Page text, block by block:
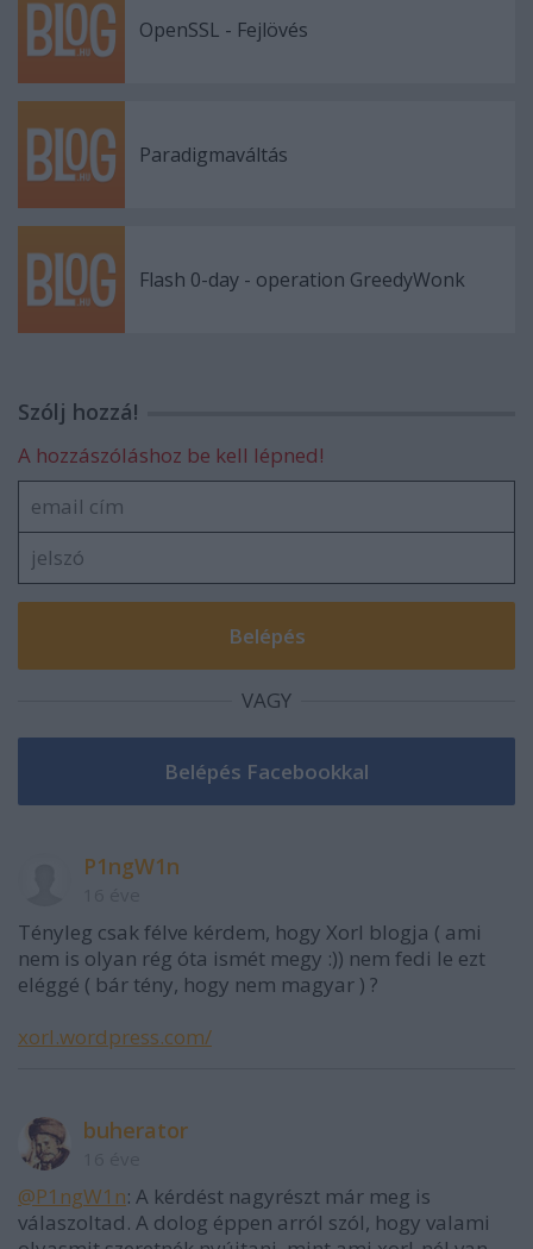
OpenSSL - Fejlövés
Paradigmaváltás
Flash 0-day - operation GreedyWonk
Szólj hozzá!
A hozzászóláshoz be kell lépned!
VAGY
P1ngW1n
Tényleg csak félve kérdem, hogy Xorl blogja ( ami
nem is olyan rég óta ismét megy :)) nem fedi le ezt
eléggé ( bár tény, hogy nem magyar ) ?
xorl.wordpress.com/
buherator
@P1ngW1n: A kérdést nagyrészt már meg is
válaszoltad. A dolog éppen arról szól, hogy valami